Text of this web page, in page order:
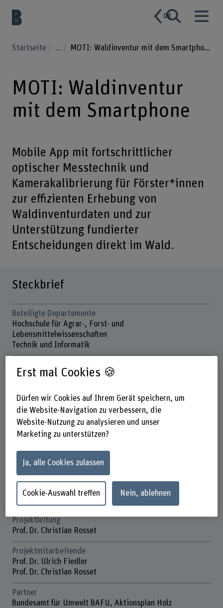
DE
Startseite ... MOTI: Waldinventur mit dem Smartphone
MOTI: Waldinventur
mit dem Smartphone
Mobile App mit fortschrittlicher
optischer Messtechnik und
Kamerakalibrierung für Förster*innen
zur effizienten Erhebung von
Waldinventurdaten und zur
Unterstützung fundierter
Entscheidungen direkt im Wald.
Steckbrief
Beteiligte Departemente
Hochschule für Agrar-, Forst- und
Lebensmittelwissenschaften
Technik und Informatik
Multifunktionale Waldwirtschaft
Forschungseinheit(en)
IDAS / Business Information Systems Engineering (BISE)
Waldökosystem und Waldmanagement
ICE / Software Engineering and Development
Förderorganisation
Andere
Laufzeit
Projektleitung
Prof. Dr. Christian Rosset
Projektmitarbeitende
Prof. Dr. Ulrich Fiedler
Prof. Dr. Christian Rosset
Partner
Bundesamt für Umwelt BAFU, Aktionsplan Holz
Erst mal Cookies 🍪
Dürfen wir Cookies auf Ihrem Gerät speichern, um
die Website-Navigation zu verbessern, die
Website-Nutzung zu analysieren und unser
Marketing zu unterstützen?
Ja, alle Cookies zulassen
Cookie-Auswahl treffen Nein, ablehnen